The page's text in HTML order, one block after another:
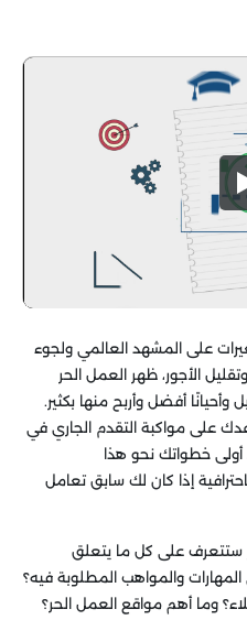
على المشهد العالمي ولجوء
الأجور، ظهر العمل الحر
وأحيانًا أفضل وأربح منها بكثير.
على مواكبة التقدم الجاري في
خطواتك نحو هذا
إذا كان لك سابق تعامل
ستتعرف على كل ما يتعلق
والمواهب المطلوبة فيه؟
وما أهم مواقع العمل الحر؟